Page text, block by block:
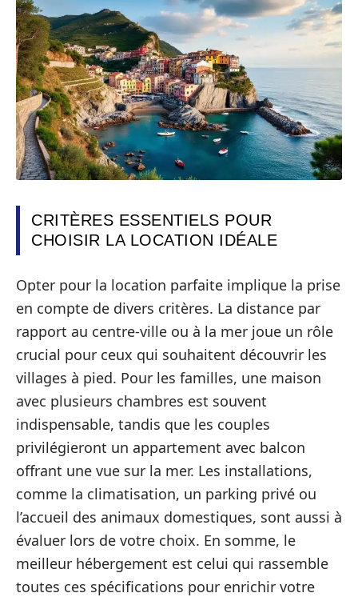
CRITÈRES ESSENTIELS POUR
CHOISIR LA LOCATION IDÉALE
Opter pour la location parfaite implique la prise
en compte de divers critères. La distance par
rapport au centre-ville ou à la mer joue un rôle
crucial pour ceux qui souhaitent découvrir les
villages à pied. Pour les familles, une maison
avec plusieurs chambres est souvent
indispensable, tandis que les couples
privilégieront un appartement avec balcon
offrant une vue sur la mer. Les installations,
comme la climatisation, un parking privé ou
l’accueil des animaux domestiques, sont aussi à
évaluer lors de votre choix. En somme, le
meilleur hébergement est celui qui rassemble
toutes ces spécifications pour enrichir votre